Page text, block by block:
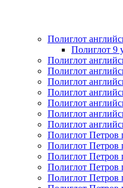
Полиглот
Полиглот 9
Полиглот
Полиглот
Полиглот
Полиглот
Полиглот
Полиглот
Полиглот
Полиглот Петров
Полиглот Петров
Полиглот Петров
Полиглот Петров
Полиглот Петров